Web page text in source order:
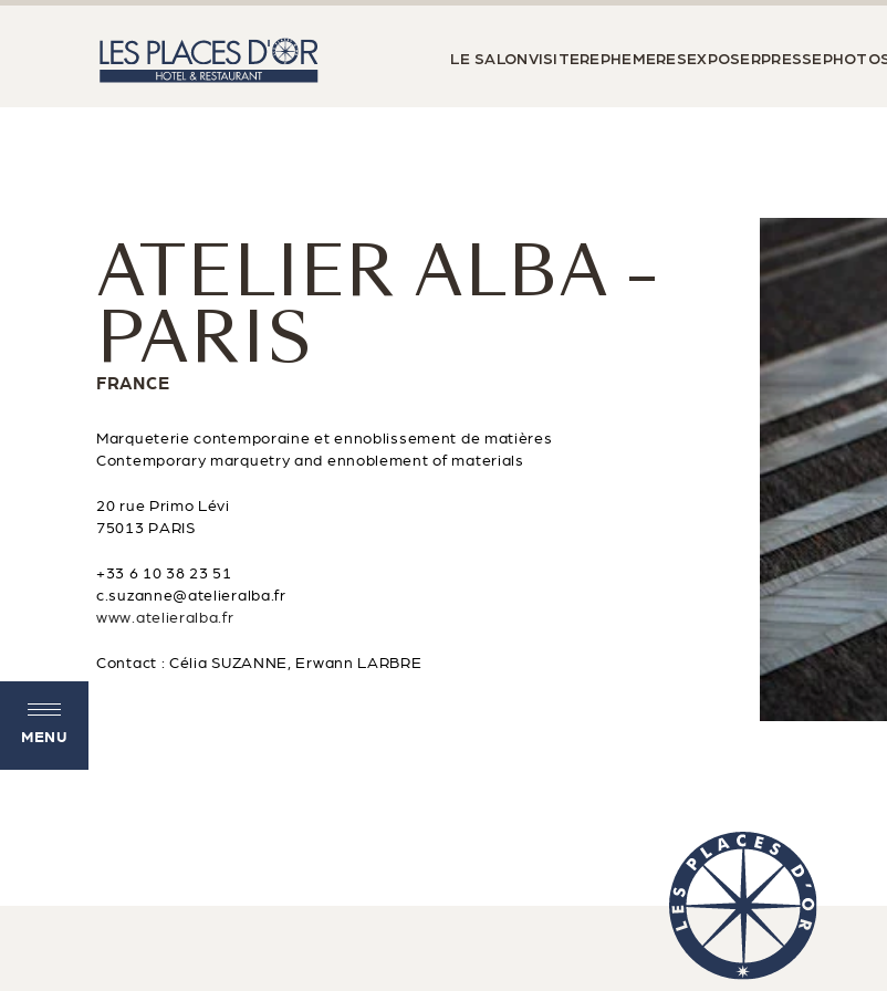
MENU
LE SALON VISITEREPHEMERES EXPOSERPRESSE
ATELIER ALBA –
PARIS
FRANCE
Marqueterie contemporaine et ennoblissement de matières
Contemporary marquetry and ennoblement of materials
20 rue Primo Lévi
75013 PARIS
+33 6 10 38 23 51
c.suzanne@atelieralba.fr
www.atelieralba.fr
Contact : Célia SUZANNE, Erwann LARBRE